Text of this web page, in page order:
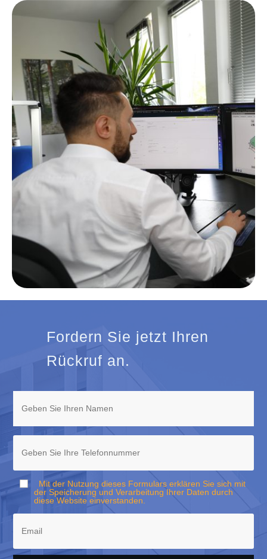
Fordern Sie jetzt Ihren
Rückruf an.
Mit der Nutzung dieses Formulars erklären Sie sich mit
der Speicherung und Verarbeitung Ihrer Daten durch
diese Website einverstanden.